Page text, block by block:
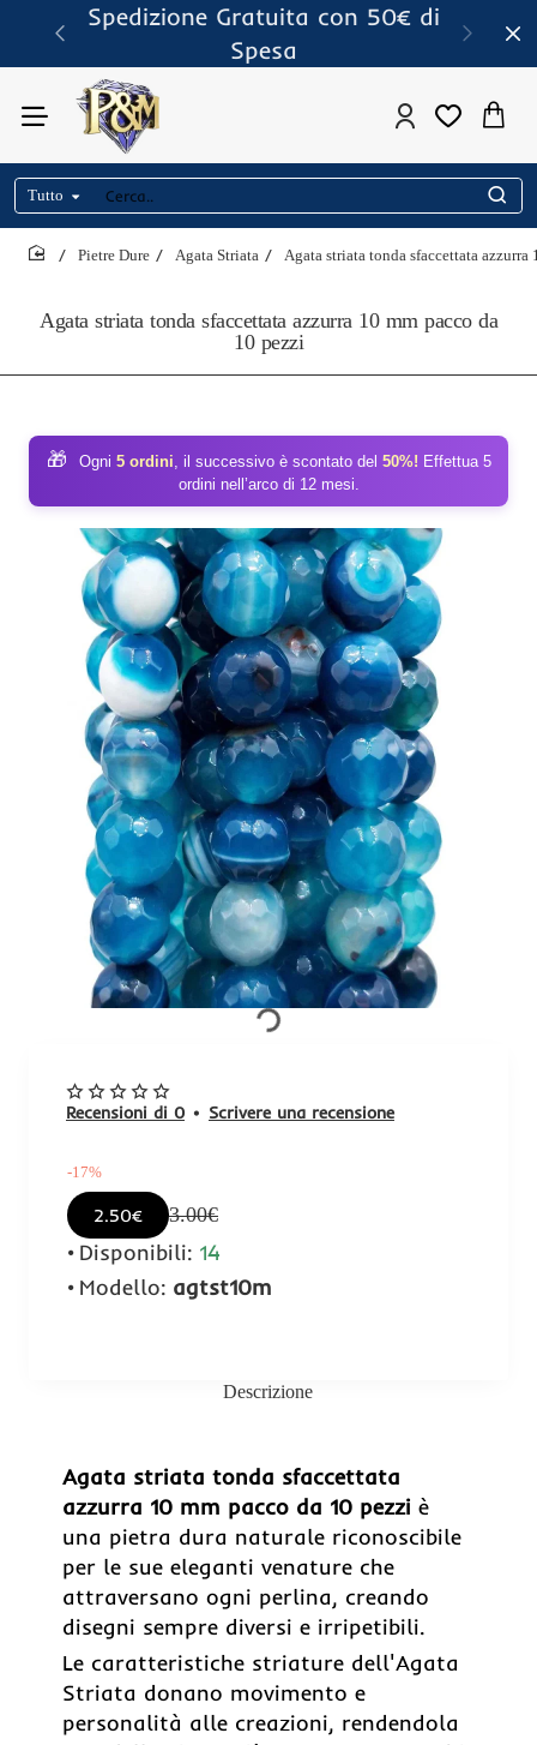
Spedizione Gratuita con 50€ di
Spesa
Tutto
Cerca..
Agata striata tonda sfaccettata azzurra 10 mm pacco da
10 pezzi
Pietre Dure Agata Striata Agata striata tonda sfaccettata azzurra
🎁 Ogni 5 ordini, il successivo è scontato del 50%! Effettua 5
ordini nell’arco di 12 mesi.
-17%
Recensioni di 0 • Scrivere una recensione
-17%
2.50€ 3.00€
Disponibili: 14
Modello: agtst10m
Descrizione
Agata striata tonda sfaccettata
azzurra 10 mm pacco da 10 pezzi è
una pietra dura naturale riconoscibile
per le sue eleganti venature che
attraversano ogni perlina, creando
disegni sempre diversi e irripetibili.
Le caratteristiche striature dell'Agata
Striata donano movimento e
personalità alle creazioni, rendendola